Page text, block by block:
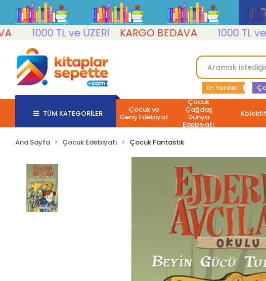
1000 TL ve ÜZERİ
KARGO BEDAVA 1000 TL ve
En Yeniler
TÜM KATEGORİLER Çocuk ve
Genç Edebiyat
Çocuk
Çağdaş
Dünya
Edebiyatı
Kolektif
Ana Sayfa Çocuk Edebiyatı Çocuk Fantastik